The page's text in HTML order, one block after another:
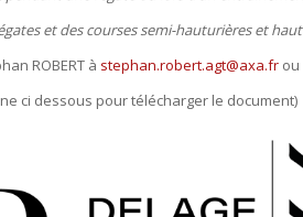
et des courses semi-hauturières et
ROBERT à stephan.robert.agt@axa.fr ou
ci dessous pour télécharger le document)